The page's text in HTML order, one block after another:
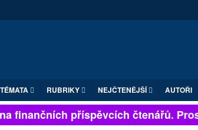
TÉMATA RUBRIKY NEJČTENĚJŠÍ AUTOŘI
finančních příspěvcích čtenářů.